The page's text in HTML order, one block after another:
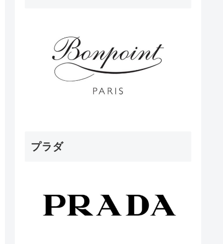
プラダ